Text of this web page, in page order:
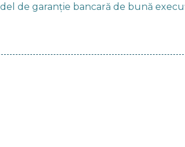
de garanție bancară de bună